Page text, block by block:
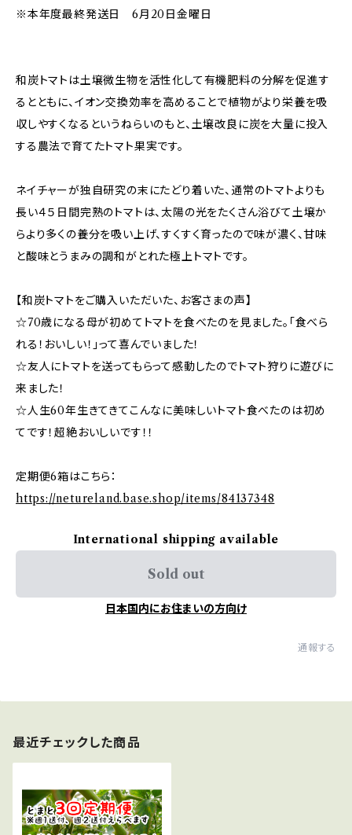
※本年度最終発送日 6月20日金曜日
和炭トマトは土壌微生物を活性化して有機肥料の分解を促進す
るとともに、イオン交換効率を高めることで植物がより栄養を吸
収しやすくなるというねらいのもと、土壌改良に炭を大量に投入
する農法で育てたトマト果実です。
ネイチャーが独自研究の末にたどり着いた、通常のトマトよりも
長い４５日間完熟のトマトは、太陽の光をたくさん浴びて土壌か
らより多くの養分を吸い上げ、すくすく育ったので味が濃く、甘味
と酸味とうまみの調和がとれた極上トマトです。
【和炭トマトをご購入いただいた、お客さまの声】
☆70歳になる母が初めてトマトを食べたのを見ました。「食べら
れる！おいしい！」って喜んでいました！
☆友人にトマトを送ってもらって感動したのでトマト狩りに遊びに
来ました！
☆人生60年生きてきてこんなに美味しいトマト食べたのは初め
てです！超絶おいしいです！！
定期便6箱はこちら：
https://netureland.base.shop/items/84137348
International shipping available
Sold out
日本国内にお住まいの方向け
通報する
最近チェックした商品